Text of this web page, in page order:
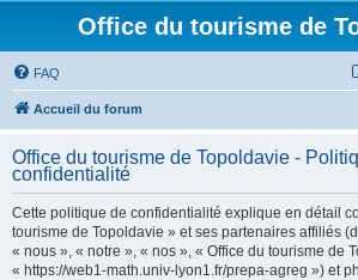
Office du tourisme de
FAQ
Accueil du forum
Office du tourisme de Topoldavie -
confidentialité
Cette politique de confidentialité explique en détail
tourisme de Topoldavie » et ses partenaires affiliés
« nous », « notre », « nos », « Office du tourisme de
« https://web1-math.univ-lyon1.fr/prepa-agreg ») et